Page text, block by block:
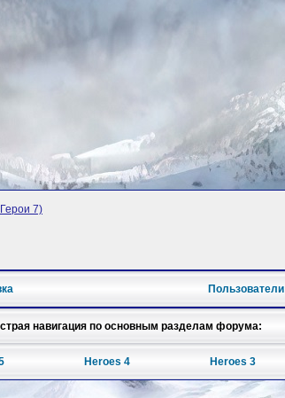
7)
Пользователи
навигация по основным разделам форума:
Heroes 4 Heroes 3